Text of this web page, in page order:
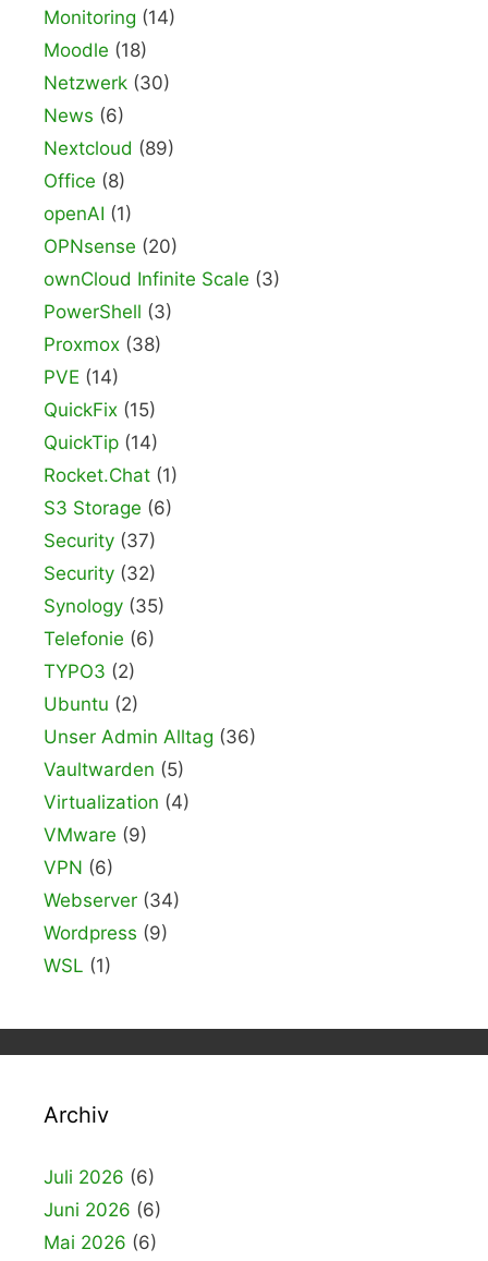
Monitoring (14)
Moodle (18)
Netzwerk (30)
News (6)
Nextcloud (89)
Office (8)
openAI (1)
OPNsense (20)
ownCloud Infinite Scale (3)
PowerShell (3)
Proxmox (38)
PVE (14)
QuickFix (15)
QuickTip (14)
Rocket.Chat (1)
S3 Storage (6)
Security (37)
Security (32)
Synology (35)
Telefonie (6)
TYPO3 (2)
Ubuntu (2)
Unser Admin Alltag (36)
Vaultwarden (5)
Virtualization (4)
VMware (9)
VPN (6)
Webserver (34)
Wordpress (9)
WSL (1)
Archiv
Juli 2026 (6)
Juni 2026 (6)
Mai 2026 (6)